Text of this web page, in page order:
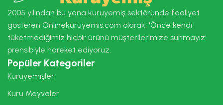
2005 yılından bu yana kuruyemiş sektöründe faaliyet
gösteren Onlinekuruyemis.com olarak, 'Önce kendi
tüketmediğimiz hiçbir ürünü müşterilerimize sunmayız'
prensibiyle hareket ediyoruz.
Popüler Kategoriler
Kuruyemişler
Kuru Meyveler